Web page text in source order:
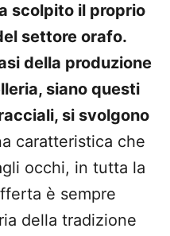
scolpito il proprio
settore orafo.
della produzione
siano questi
si svolgono
caratteristica che
occhi, in tutta la
è sempre
della tradizione